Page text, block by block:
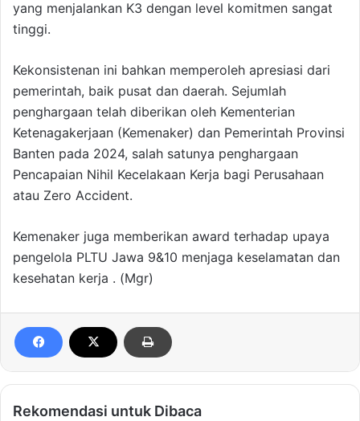
yang menjalankan K3 dengan level komitmen sangat
tinggi.
Kekonsistenan ini bahkan memperoleh apresiasi dari
pemerintah, baik pusat dan daerah. Sejumlah
penghargaan telah diberikan oleh Kementerian
Ketenagakerjaan (Kemenaker) dan Pemerintah Provinsi
Banten pada 2024, salah satunya penghargaan
Pencapaian Nihil Kecelakaan Kerja bagi Perusahaan
atau Zero Accident.
Kemenaker juga memberikan award terhadap upaya
pengelola PLTU Jawa 9&10 menjaga keselamatan dan
kesehatan kerja . (Mgr)
Rekomendasi untuk Dibaca